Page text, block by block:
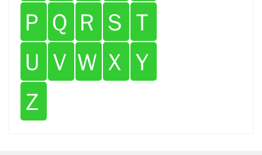
Ｐ Ｑ Ｒ Ｓ Ｔ
Ｕ Ｖ Ｗ Ｘ Ｙ
Ｚ